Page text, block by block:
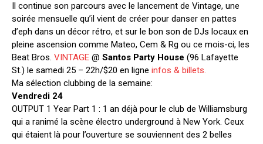
Il continue son parcours avec le lancement de Vintage, une
soirée mensuelle qu’il vient de créer pour danser en pattes
d’eph dans un décor rétro, et sur le bon son de DJs locaux en
pleine ascension comme Mateo, Cem & Rg ou ce mois-ci, les
Beat Bros. VINTAGE @ Santos Party House (96 Lafayette
St.) le samedi 25 – 22h/$20 en ligne infos & billets.
Ma sélection clubbing de la semaine:
Vendredi 24
OUTPUT 1 Year Part 1 : 1 an déjà pour le club de Williamsburg
qui a ranimé la scène électro underground à New York. Ceux
qui étaient là pour l’ouverture se souviennent des 2 belles